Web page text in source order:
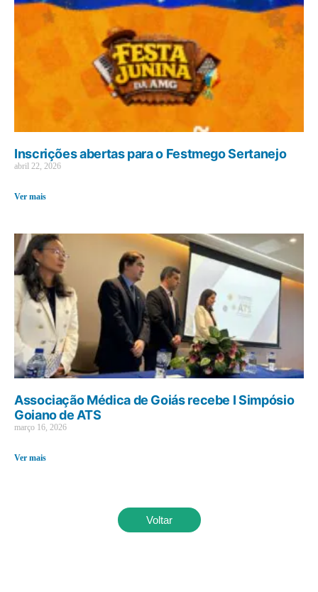
Inscrições abertas para o Festmego Sertanejo
abril 22, 2026
Ver mais
Associação Médica de Goiás recebe I Simpósio
Goiano de ATS
março 16, 2026
Ver mais
Voltar